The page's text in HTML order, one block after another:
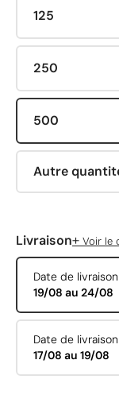
125
250
500
Autre
Livraison+ Voir le
Date de
19/08 au 24/08
Date de
17/08 au 19/08